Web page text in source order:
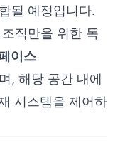
될 예정입니다.
직만을 위한 독
이스
, 해당 공간 내에
시스템을 제어하